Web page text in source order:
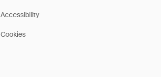
Accessibility
Cookies